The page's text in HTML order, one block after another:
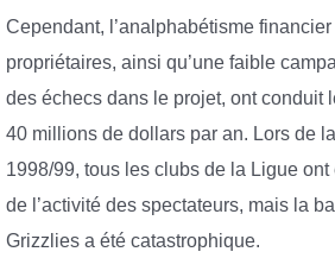
Cependant, l’analphabétisme
propriétaires, ainsi qu’une faible
des échecs dans le projet, ont conduit
40 millions de dollars par an. Lors de
1998/99, tous les clubs de la Ligue
de l’activité des spectateurs, mais la
Grizzlies a été catastrophique.